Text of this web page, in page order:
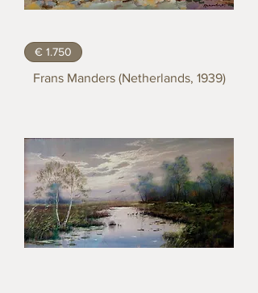
€ 1.750
Frans Manders (Netherlands, 1939)